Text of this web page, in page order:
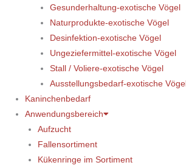
Gesunderhaltung-exotische Vögel
Naturprodukte-exotische Vögel
Desinfektion-exotische Vögel
Ungeziefermittel-exotische Vögel
Stall / Voliere-exotische Vögel
Ausstellungsbedarf-exotische Vögel
Kaninchenbedarf
Anwendungsbereich
Aufzucht
Fallensortiment
Kükenringe im Sortiment